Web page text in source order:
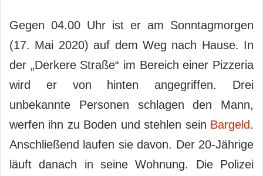
Gegen 04.00 Uhr ist er am Sonntagmorgen
(17. Mai 2020) auf dem Weg nach Hause. In
der „Derkere Straße“ im Bereich einer Pizzeria
wird er von hinten angegriffen. Drei
unbekannte Personen schlagen den Mann,
werfen ihn zu Boden und stehlen sein Bargeld.
Anschließend laufen sie davon. Der 20-Jährige
läuft danach in seine Wohnung. Die Polizei